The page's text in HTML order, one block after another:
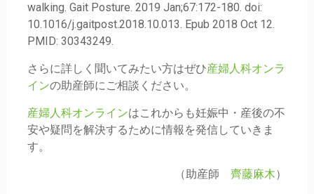
walking. Gait Posture. 2019 Jan;67:172-180. doi:
10.1016/j.gaitpost.2018.10.013. Epub 2018 Oct 12.
PMID: 30343249.
さらに詳しく聞いてみたい方はぜひ産婦人科オンラ
インの助産師にご相談ください。
産婦人科オンラインはこれからも妊娠中・産後の不
安や疑問を解決するために情報を発信していきま
す。
（助産師齊藤麻木）